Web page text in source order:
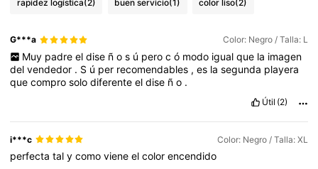
rapidez logística(2) buen servicio(1) color liso(2)
G***a Color: Negro / Talla: L
Muy padre el dise ñ o s ú pero c ó modo igual que la imagen
delvendedor . S ú per recomendables ,es lasegunda playera
quecomprosolodiferenteeldise ño .
Útil (2)
i***c Color: Negro / Talla: XL
perfectatalycomovieneelcolorencendido